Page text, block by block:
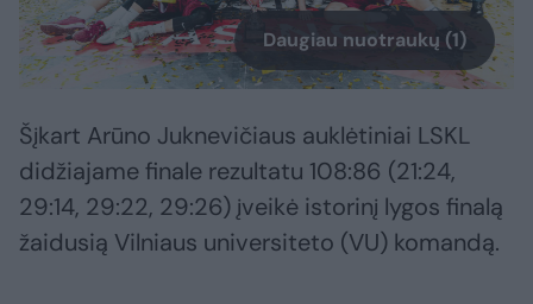
Daugiau nuotraukų (1)
Šįkart Arūno Juknevičiaus auklėtiniai LSKL
didžiajame finale rezultatu 108:86 (21:24,
29:14, 29:22, 29:26) įveikė istorinį lygos finalą
žaidusią Vilniaus universiteto (VU) komandą.